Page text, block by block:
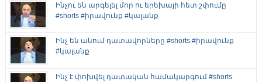
Ինչու են արգելել մոր ու երեխայի հետ շփումը
#shorts #իրավունք #կալանք
Ինչ են անում դատավորները #shorts #իրավունք
#կալանք
Ինչ է փոխվել դատական համակարգում #shorts